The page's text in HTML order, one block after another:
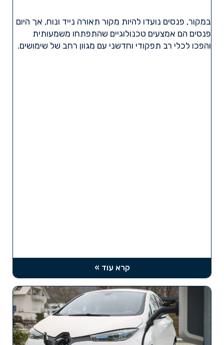
במקור, פנסים נועדו להיות מקור תאורה נייד ונוח, אך היום
פנסים הם אמצעים טכנולוגיים שהתפתחו משמעותית
והפכו לכלי רב תפקודי וחדשני עם מגוון רחב של שימושים.
קרא עוד »